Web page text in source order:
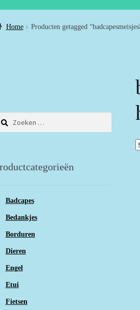
Home Producten getagged
Badcapes
Bedankjes
Borduren
Dieren
Engel
Etui
Fietsen